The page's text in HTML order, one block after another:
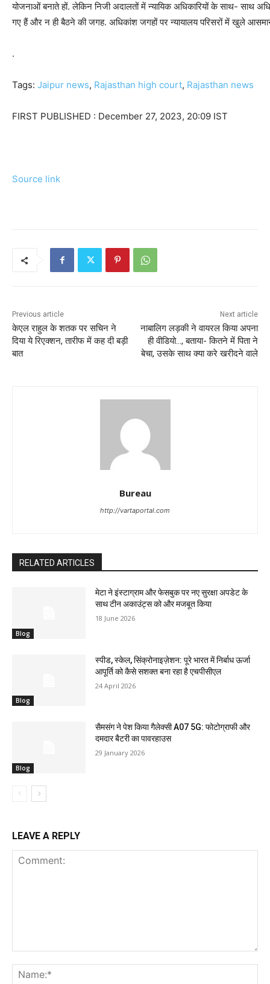
योजनाओं बनाते हों. लेकिन निजी अदालतों में न्यायिक अधिकारियों के साथ- साथ
गए हैं और न ही बैठने की जगह. अधिकांश जगहों पर न्यायालय परिसरों में खुले
.
Tags: Jaipur news, Rajasthan high court, Rajasthan news
FIRST PUBLISHED : December 27, 2023, 20:09 IST
Source link
Previous article
केएल राहुल के शतक पर सचिन ने
दिया ये रिएक्शन, तारीफ में कह दी बड़ी
बात
Next article
नाबालिग लड़की ने वायरल किया अपना
ही वीडियो…, बताया- कितने में पिता ने
बेचा, उसके साथ क्या करे खरीदने वाले
Bureau
http://vartaportal.com
RELATED ARTICLES
Blog
मेटा ने इंस्टाग्राम और फेसबुक पर नए सुरक्षा अपडेट के
साथ टीन अकाउंट्स को और मजबूत किया
18 June 2026
Blog
स्पीड, स्केल, सिंक्रोनाइज़ेशन: पूरे भारत में निर्बाध ऊर्जा
आपूर्ति को कैसे सशक्त बना रहा है एचपीसीएल
24 April 2026
Blog
सैमसंग ने पेश किया गैलेक्सी A07 5G: फोटोग्राफी और
दमदार बैटरी का पावरहाउस
29 January 2026
LEAVE A REPLY